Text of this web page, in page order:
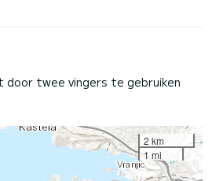
door twee vingers te gebruiken
2 km
1 mi